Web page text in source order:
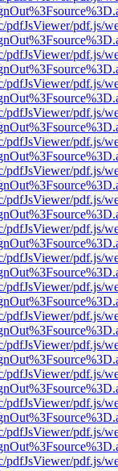
pdfJsViewer/pdf.js/
pdfJsViewer/pdf.js/
pdfJsViewer/pdf.js/
pdfJsViewer/pdf.js/
pdfJsViewer/pdf.js/
pdfJsViewer/pdf.js/
pdfJsViewer/pdf.js/
pdfJsViewer/pdf.js/
pdfJsViewer/pdf.js/
pdfJsViewer/pdf.js/
pdfJsViewer/pdf.js/
pdfJsViewer/pdf.js/
pdfJsViewer/pdf.js/
pdfJsViewer/pdf.js/
pdfJsViewer/pdf.js/
pdfJsViewer/pdf.js/